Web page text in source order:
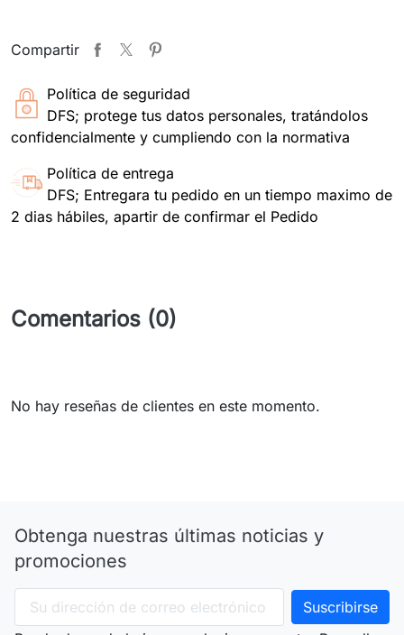
Compartir
Política de seguridad
DFS; protege tus datos personales, tratándolos
confidencialmente y cumpliendo con la normativa
Política de entrega
DFS; Entregara tu pedido en un tiempo maximo de
2 dias hábiles, apartir de confirmar el Pedido
Comentarios (0)
No hay reseñas de clientes en este momento.
Obtenga nuestras últimas noticias y
promociones